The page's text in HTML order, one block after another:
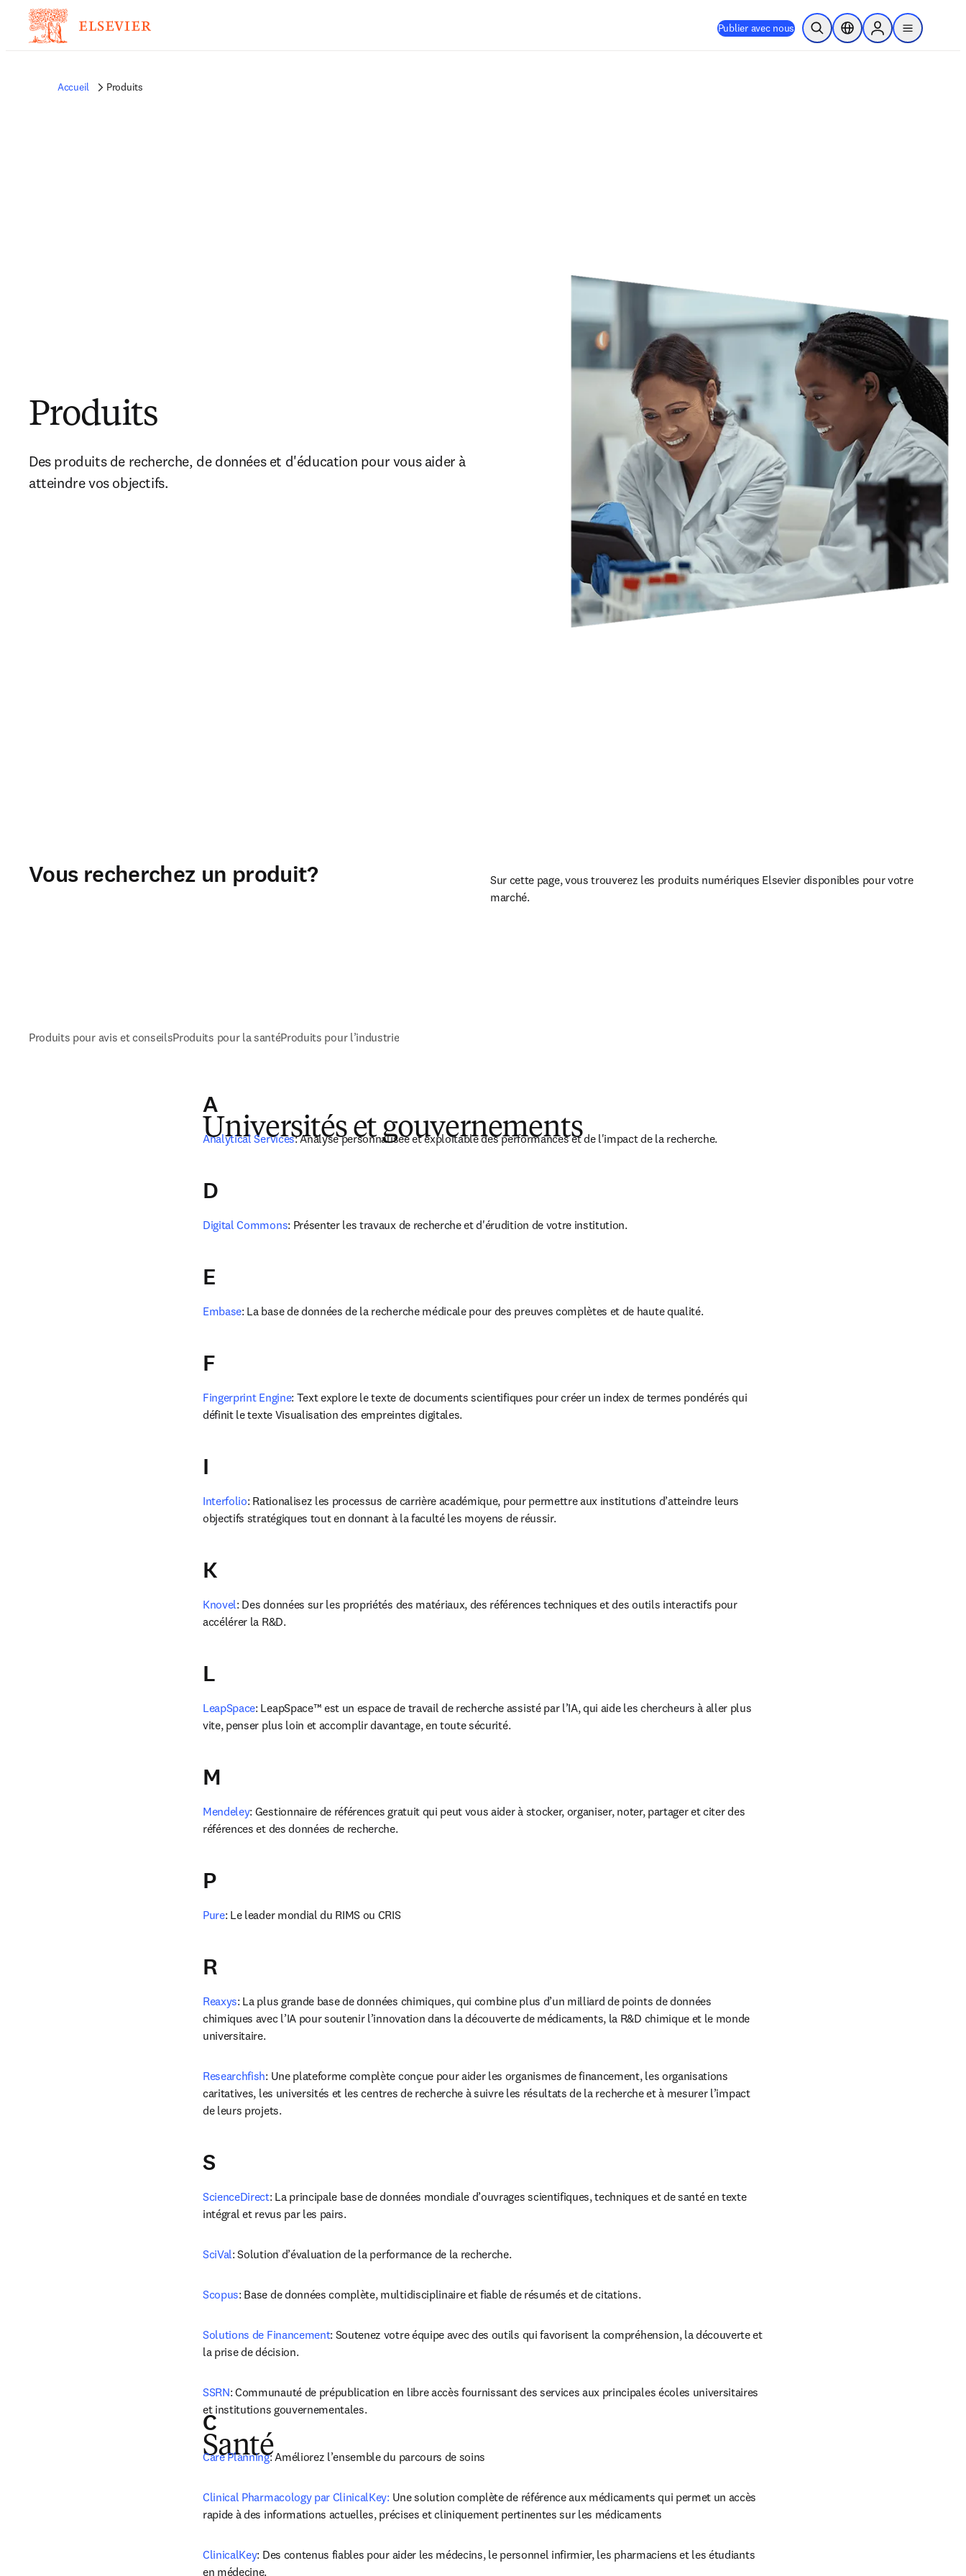
Publier avec nous Ouvrir la recherche
Sélecteur de localisation
Sign in to products
menu
Accueil Produits
Produits
Des produits de recherche, de données et d'éducation pour vous aider à
atteindre vos objectifs.
Vous recherchez un produit?
Sur cette page, vous trouverez les produits numériques Elsevier disponibles pour votre
marché.
Produits pour avis et conseilsProduits pour la santéProduits pour l’industrie
Universités et gouvernements
A
Analytical Services: Analyse personnalisée et exploitable des performances et de l'impact de la recherche.
D
Digital Commons: Présenter les travaux de recherche et d'érudition de votre institution.
E
Embase: La base de données de la recherche médicale pour des preuves complètes et de haute qualité.
F
Fingerprint Engine: Text explore le texte de documents scientifiques pour créer un index de termes pondérés qui
définit le texte Visualisation des empreintes digitales.
I
Interfolio: Rationalisez les processus de carrière académique, pour permettre aux institutions d’atteindre leurs
objectifs stratégiques tout en donnant à la faculté les moyens de réussir.
K
Knovel: Des données sur les propriétés des matériaux, des références techniques et des outils interactifs pour
accélérer la R&D.
L
LeapSpace: LeapSpace™ est un espace de travail de recherche assisté par l’IA, qui aide les chercheurs à aller plus
vite, penser plus loin et accomplir davantage, en toute sécurité.
M
Mendeley: Gestionnaire de références gratuit qui peut vous aider à stocker, organiser, noter, partager et citer des
références et des données de recherche.
P
Pure: Le leader mondial du RIMS ou CRIS
R
Reaxys: La plus grande base de données chimiques, qui combine plus d’un milliard de points de données
chimiques avec l’IA pour soutenir l’innovation dans la découverte de médicaments, la R&D chimique et le monde
universitaire.
Researchfish: Une plateforme complète conçue pour aider les organismes de financement, les organisations
caritatives, les universités et les centres de recherche à suivre les résultats de la recherche et à mesurer l’impact
de leurs projets.
S
ScienceDirect: La principale base de données mondiale d’ouvrages scientifiques, techniques et de santé en texte
intégral et revus par les pairs.
SciVal: Solution d’évaluation de la performance de la recherche.
Scopus: Base de données complète, multidisciplinaire et fiable de résumés et de citations.
Solutions de Financement: Soutenez votre équipe avec des outils qui favorisent la compréhension, la découverte et
la prise de décision.
SSRN: Communauté de prépublication en libre accès fournissant des services aux principales écoles universitaires
et institutions gouvernementales.
Santé
C
Care Planning: Améliorez l’ensemble du parcours de soins
Clinical Pharmacology par ClinicalKey: Une solution complète de référence aux médicaments qui permet un accès
rapide à des informations actuelles, précises et cliniquement pertinentes sur les médicaments
ClinicalKey: Des contenus fiables pour aider les médecins, le personnel infirmier, les pharmaciens et les étudiants